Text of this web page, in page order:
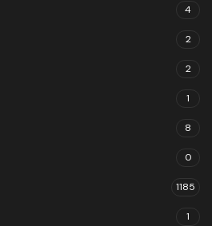
4
2
2
1
8
0
1185
1